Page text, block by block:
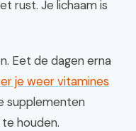
rust. Je lichaam is
Eet de dagen erna
je weer vitamines
supplementen
houden.